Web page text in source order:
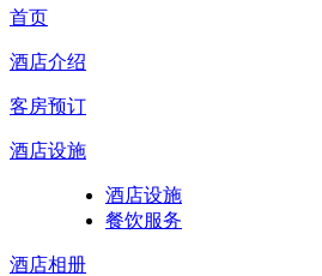
首页
酒店介绍
客房预订
酒店设施
酒店设施
餐饮服务
酒店相册